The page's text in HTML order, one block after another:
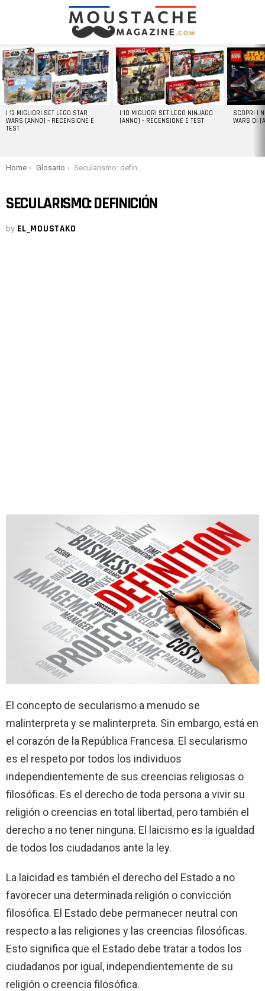
LATEST
STORIES
I 13 MIGLIORI SET LEGO STAR
WARS [ANNO] – RECENSIONE E
TEST
I 10 MIGLIORI SET LEGO NINJAGO
[ANNO] – RECENSIONE E TEST
SCOPRI I
WARS DI
You are here:
Home Glosario Secularismo: definición
SECULARISMO: DEFINICIÓN
by EL_MOUSTAKO
El concepto de secularismo a menudo se
malinterpreta y se malinterpreta. Sin embargo, está en
el corazón de la República Francesa. El secularismo
es el respeto por todos los individuos
independientemente de sus creencias religiosas o
filosóficas. Es el derecho de toda persona a vivir su
religión o creencias en total libertad, pero también el
derecho a no tener ninguna. El laicismo es la igualdad
de todos los ciudadanos ante la ley.
La laicidad es también el derecho del Estado a no
favorecer una determinada religión o convicción
filosófica. El Estado debe permanecer neutral con
respecto a las religiones y las creencias filosóficas.
Esto significa que el Estado debe tratar a todos los
ciudadanos por igual, independientemente de su
religión o creencia filosófica.